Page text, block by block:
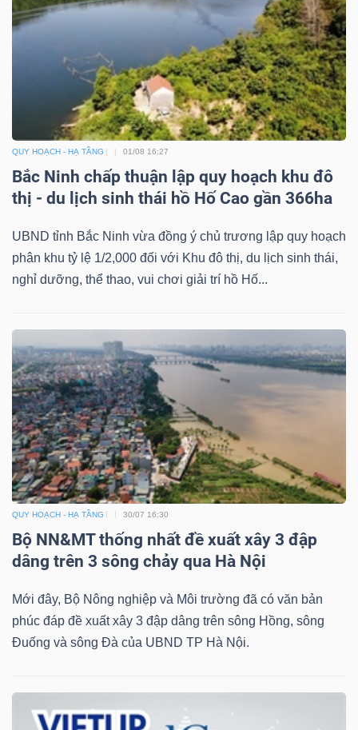
QUY HOẠCH - HẠ TẦNG 01/08 16:27
Bắc Ninh chấp thuận lập quy hoạch khu đô
thị - du lịch sinh thái hồ Hố Cao gần 366ha
UBND tỉnh Bắc Ninh vừa đồng ý chủ trương lập quy hoạch
phân khu tỷ lệ 1/2,000 đối với Khu đô thị, du lịch sinh thái,
nghỉ dưỡng, thể thao, vui chơi giải trí hồ Hố...
QUY HOẠCH - HẠ TẦNG 30/07 16:30
Bộ NN&MT thống nhất đề xuất xây 3 đập
dâng trên 3 sông chảy qua Hà Nội
Mới đây, Bộ Nông nghiệp và Môi trường đã có văn bản
phúc đáp đề xuất xây 3 đập dâng trên sông Hồng, sông
Đuống và sông Đà của UBND TP Hà Nội.
Mã
chứng
khoán
(-)
Chỉ số Chứng chỉ quỹ
Lãnh
(-)
Tất cả Người nội bộ Người liên quan Cổ đông lớn
Tin
tức
(-)
Bài
viết
của
giả
(-)
phân